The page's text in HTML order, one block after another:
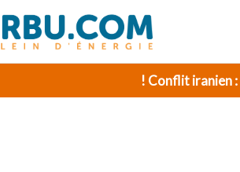
! Conflit iranien